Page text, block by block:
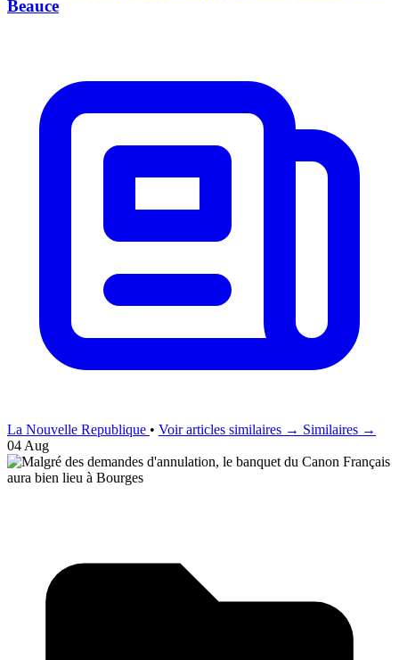
Beauce
La Nouvelle Republique • Voir articles similaires → Similaires →
04 Aug